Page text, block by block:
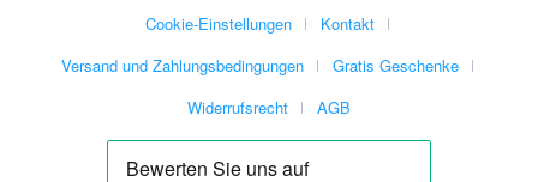
Cookie-Einstellungen
Kontakt
Versand und Zahlungsbedingungen
Gratis Geschenke
Widerrufsrecht
AGB